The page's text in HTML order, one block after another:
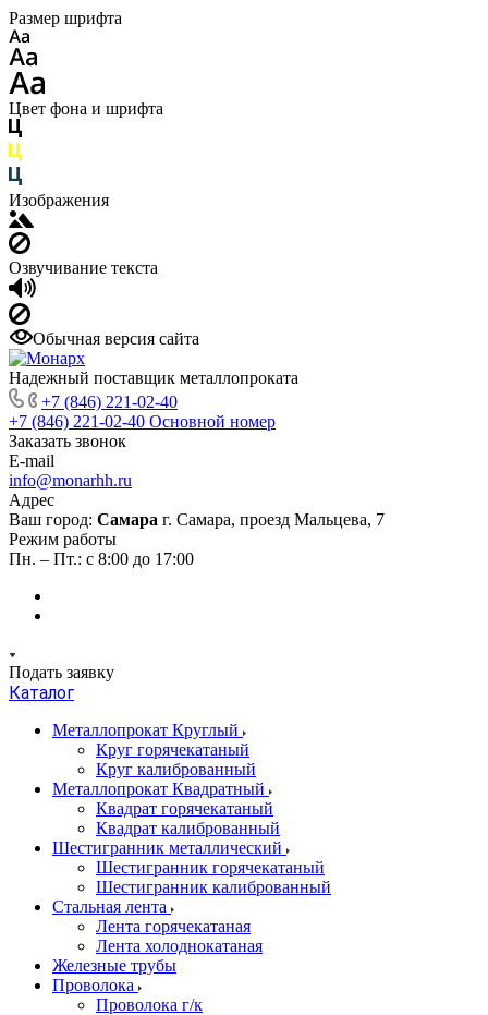
Размер шрифта
Цвет фона и шрифта
Изображения
Озвучивание текста
Обычная версия сайта
Надежный поставщик металлопроката
+7 (846) 221-02-40
+7 (846) 221-02-40 Основной номер
Заказать звонок
E-mail
info@monarhh.ru
Адрес
Ваш город: Самара г. Самара, проезд Мальцева, 7
Режим работы
Пн. – Пт.: с 8:00 до 17:00
Подать заявку
Каталог
Металлопрокат Круглый
Круг горячекатаный
Круг калиброванный
Металлопрокат Квадратный
Квадрат горячекатаный
Квадрат калиброванный
Шестигранник металлический
Шестигранник горячекатаный
Шестигранник калиброванный
Стальная лента
Лента горячекатаная
Лента холоднокатаная
Железные трубы
Проволока
Проволока г/к